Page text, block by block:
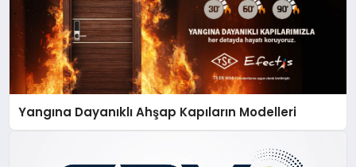
Yangına Dayanıklı Ahşap Kapıların Modelleri